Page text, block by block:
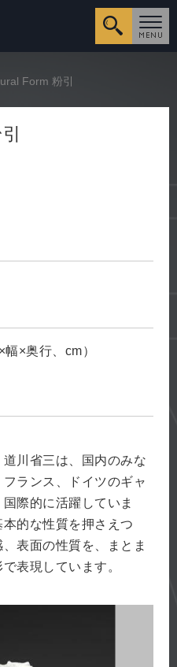
詳細検
Form 粉引
×奥行、cm）
川省三は、国内のみな
ランス、ドイツのギャ
際的に活躍していま
的な性質を押さえつ
表面の性質を、まとま
表現しています。